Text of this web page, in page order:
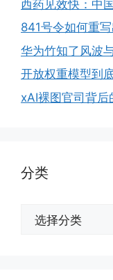
西药见效快：中
841号令如何重
华为竹知了风波
开放权重模型到
xAI裸图官司背后
分类